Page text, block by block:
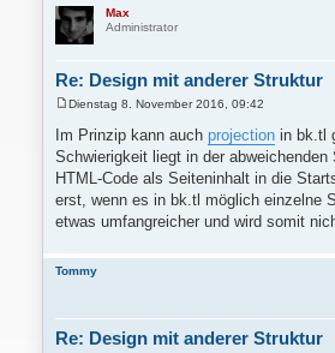
Max
Administrator
Re: Design mit anderer Struktur
i
t
r
a
g
Dienstag 8. November 2016, 09:42
Im Prinzip kann auch projection in bk.tl
Schwierigkeit liegt in der
HTML-Code als Seiteninhalt in die
erst, wenn es in bk.tl möglich einzelne
etwas umfangreicher und wird somit
Tommy
Re: Design mit anderer Struktur